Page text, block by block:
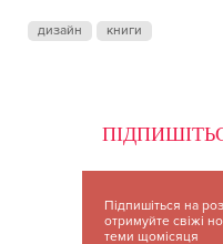
дизайн книги
Підпишіться на
отримуйте свіжі
теми щомісяця